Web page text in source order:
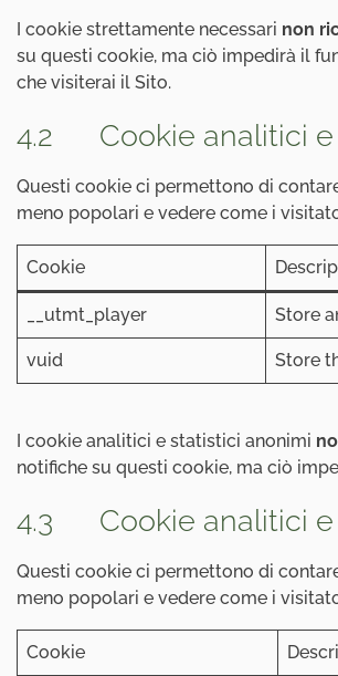
I cookie strettamente necessari non
su questi cookie, ma ciò impedirà il
che visiterai il Sito.
4.2 Cookie analitici e
Questi cookie ci permettono di
meno popolari e vedere come i
Cookie
__utmt_player Store
vuid Store
I cookie analitici e statistici anonimi
notifiche su questi cookie, ma ciò
4.3 Cookie analitici e
Questi cookie ci permettono di
meno popolari e vedere come i
Cookie